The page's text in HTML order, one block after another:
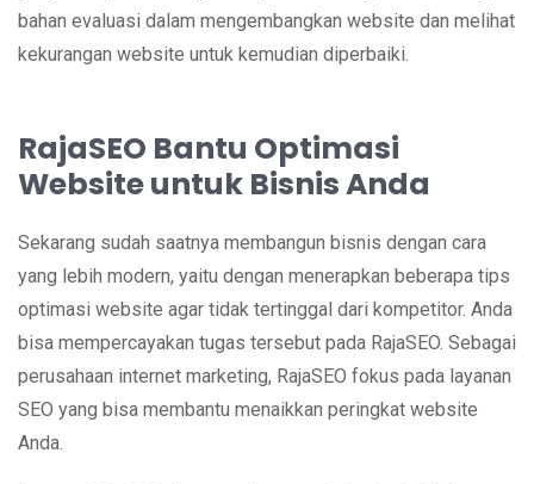
bahan evaluasi dalam mengembangkan website dan melihat
kekurangan website untuk kemudian diperbaiki.
RajaSEO Bantu Optimasi
Website untuk Bisnis Anda
Sekarang sudah saatnya membangun bisnis dengan cara
yang lebih modern, yaitu dengan menerapkan beberapa tips
optimasi website agar tidak tertinggal dari kompetitor. Anda
bisa mempercayakan tugas tersebut pada RajaSEO. Sebagai
perusahaan internet marketing, RajaSEO fokus pada layanan
SEO yang bisa membantu menaikkan peringkat website
Anda.